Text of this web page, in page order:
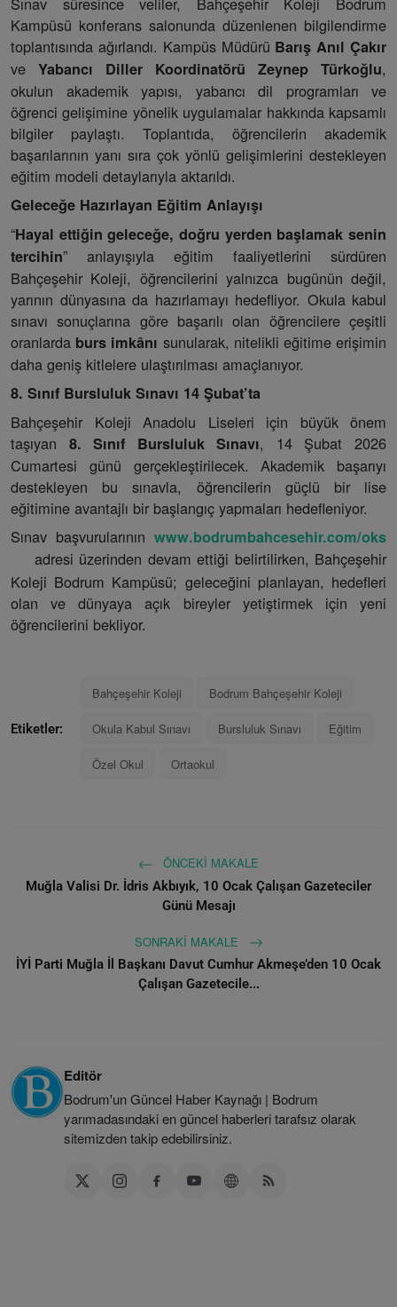
Kampüsü konferans salonunda düzenlenen bilgilendirme
toplantısında ağırlandı. Kampüs Müdürü Barış Anıl Çakır
ve Yabancı Diller Koordinatörü Zeynep Türkoğlu,
okulun akademik yapısı, yabancı dil programları ve
öğrenci gelişimine yönelik uygulamalar hakkında kapsamlı
bilgiler paylaştı. Toplantıda, öğrencilerin akademik
başarılarının yanı sıra çok yönlü gelişimlerini destekleyen
eğitim modeli detaylarıyla aktarıldı.
Geleceğe Hazırlayan Eğitim Anlayışı
“Hayal ettiğin geleceğe, doğru yerden başlamak senin
tercihin” anlayışıyla eğitim faaliyetlerini sürdüren
Bahçeşehir Koleji, öğrencilerini yalnızca bugünün değil,
yarının dünyasına da hazırlamayı hedefliyor. Okula kabul
sınavı sonuçlarına göre başarılı olan öğrencilere çeşitli
oranlarda burs imkânı sunularak, nitelikli eğitime erişimin
daha geniş kitlelere ulaştırılması amaçlanıyor.
8. Sınıf Bursluluk Sınavı 14 Şubat’ta
Bahçeşehir Koleji Anadolu Liseleri için büyük önem
taşıyan 8. Sınıf Bursluluk Sınavı, 14 Şubat 2026
Cumartesi günü gerçekleştirilecek. Akademik başarıyı
destekleyen bu sınavla, öğrencilerin güçlü bir lise
eğitimine avantajlı bir başlangıç yapmaları hedefleniyor.
Sınav başvurularının www.bodrumbahcesehir.com/oks
adresi üzerinden devam ettiği belirtilirken, Bahçeşehir
Koleji Bodrum Kampüsü; geleceğini planlayan, hedefleri
olan ve dünyaya açık bireyler yetiştirmek için yeni
öğrencilerini bekliyor.
Etiketler:
Bahçeşehir Koleji Bodrum Bahçeşehir Koleji
Okula Kabul Sınavı Bursluluk Sınavı Eğitim
Özel Okul Ortaokul
ÖNCEKI MAKALE
Muğla Valisi Dr. İdris Akbıyık, 10 Ocak Çalışan Gazeteciler
Günü Mesajı
SONRAKI MAKALE
İYİ Parti Muğla İl Başkanı Davut Cumhur Akmeşe’den 10 Ocak
Çalışan Gazetecile...
Editör
Bodrum'un Güncel Haber Kaynağı | Bodrum
yarımadasındaki en güncel haberleri tarafsız olarak
sitemizden takip edebilirsiniz.